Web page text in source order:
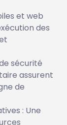
et web
des
sécurité
assurent
de
: Une